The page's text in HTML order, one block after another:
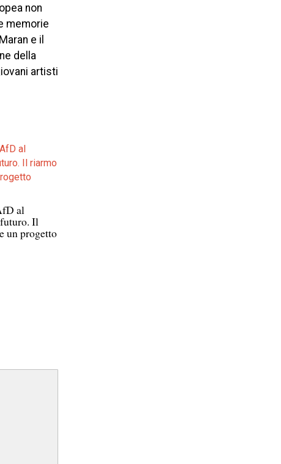
non
memorie
e il
della
artisti
al
futuro. Il
un progetto